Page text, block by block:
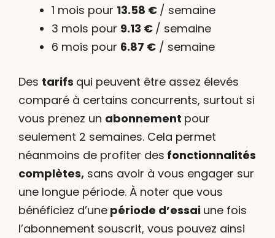
1 mois pour 13.58 € / semaine
3 mois pour 9.13 € / semaine
6 mois pour 6.87 € / semaine
Des tarifs qui peuvent être assez élevés
comparé à certains concurrents, surtout si
vous prenez un abonnement pour
seulement 2 semaines. Cela permet
néanmoins de profiter des fonctionnalités
complètes, sans avoir à vous engager sur
une longue période. À noter que vous
bénéficiez d’une période d’essai une fois
l’abonnement souscrit, vous pouvez ainsi